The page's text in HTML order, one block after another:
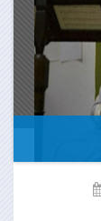
aquí